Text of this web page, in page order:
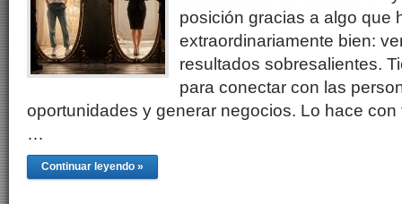
posición gracias a algo que
extraordinariamente bien:
resultados sobresalientes.
para conectar con las
oportunidades y generar negocios. Lo hace
…
Continuar leyendo »